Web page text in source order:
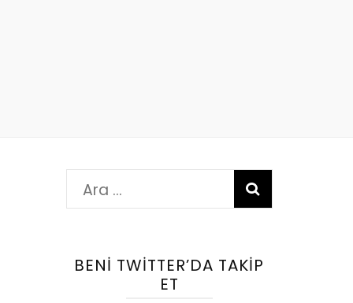
Arama:
BENI TWITTER’DA TAKIP
ET